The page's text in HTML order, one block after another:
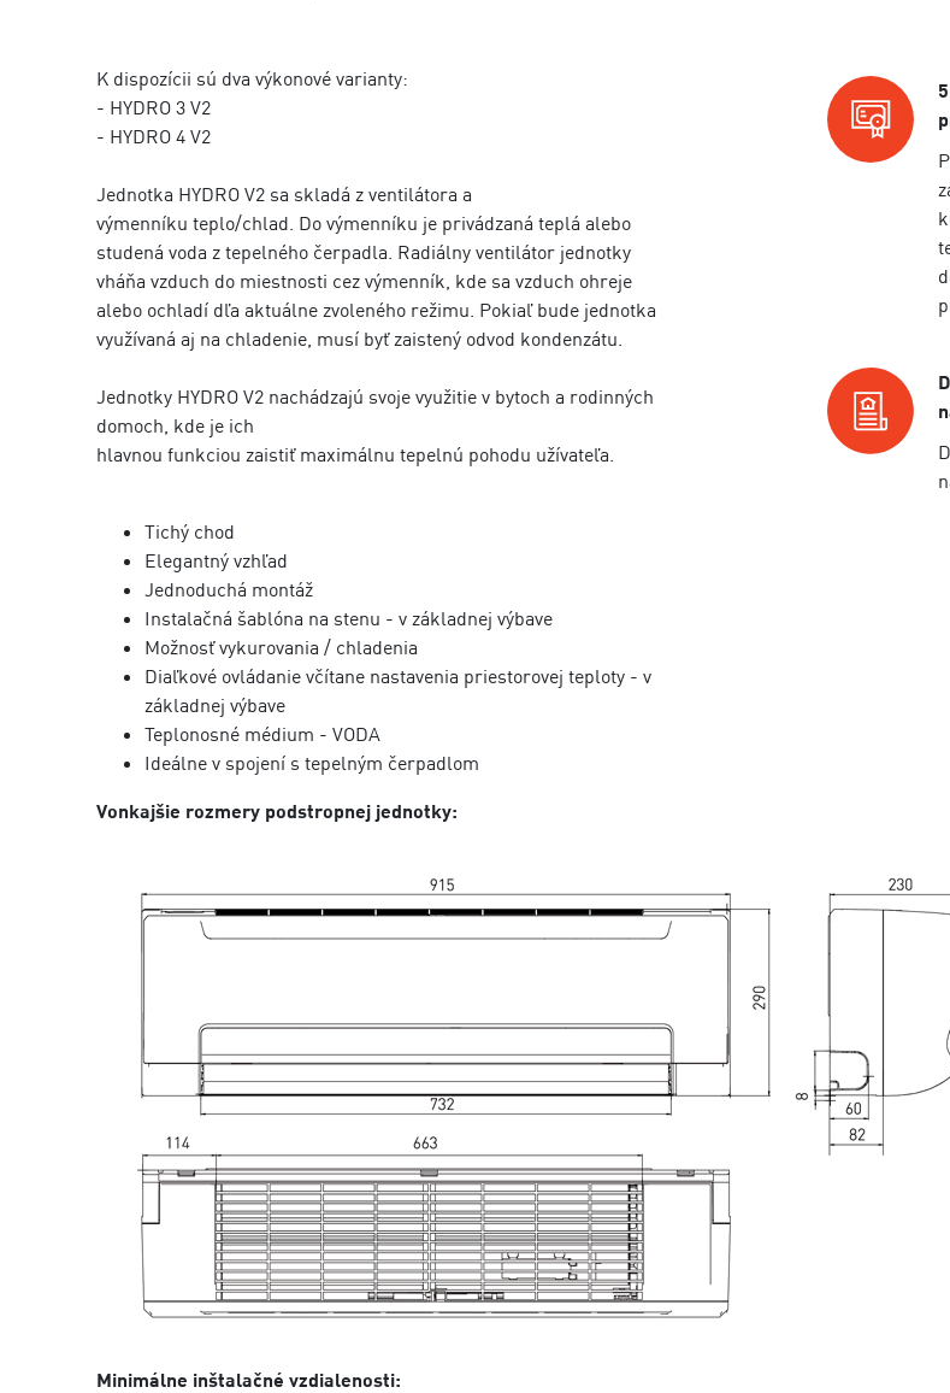
K dispozícii sú dva výkonové varianty:
- HYDRO 3 V2
- HYDRO 4 V2
Jednotka HYDRO V2 sa skladá z ventilátora a
výmenníku teplo/chlad. Do výmenníku je privádzaná teplá alebo
studená voda z tepelného čerpadla. Radiálny ventilátor jednotky
vháňa vzduch do miestnosti cez výmenník, kde sa vzduch ohreje
alebo ochladí dľa aktuálne zvoleného režimu. Pokiaľ bude jednotka
využívaná aj na chladenie, musí byť zaistený odvod kondenzátu.
Jednotky HYDRO V2 nachádzajú svoje využitie v bytoch a rodinných
domoch, kde je ich
hlavnou funkciou zaistiť maximálnu tepelnú pohodu užívateľa.
Tichý chod
Elegantný vzhľad
Jednoduchá montáž
Instalačná šablóna na stenu - v základnej výbave
Možnosť vykurovania / chladenia
Diaľkové ovládanie včítane nastavenia priestorovej teploty - v
základnej výbave
Teplonosné médium - VODA
Ideálne v spojení s tepelným čerpadlom
Vonkajšie rozmery podstropnej jednotky:
Minimálne inštalačné vzdialenosti: